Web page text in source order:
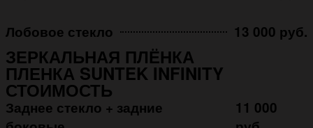
Лобовое стекло 13 000 руб.
ЗЕРКАЛЬНАЯ ПЛЁНКА
ПЛЕНКА SUNTEK INFINITY
СТОИМОСТЬ
Заднее стекло + задние
11 000